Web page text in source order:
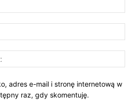
adres e-mail i stronę internetową w
raz, gdy skomentuję.